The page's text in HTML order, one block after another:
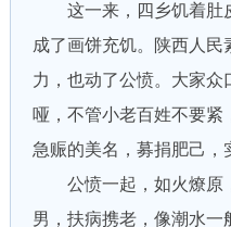
这一来，四乡饥着肚
成了画饼充饥。陕西人
力，也动了公愤。大家
哑，不管小老百姓不要紧
急赈的美名，募捐肥己，
公愤一起，如火燎原
男，扶病携老，像潮水一